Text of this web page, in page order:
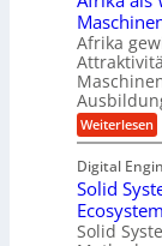
C
L
w
e
i
t
e
r
e
n
t
i
d
-
K
u
g
e
l
l
a
l
t
U
s
t
z
k
i
e
h
t
E
r
h
o
u
n
a
Afrika
Weiterlesen:
A
r
i
k
a
a
Digital
Solid
Solid